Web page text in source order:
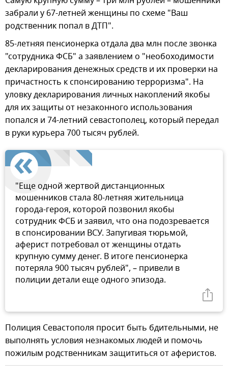
забрали у 67-летней женщины по схеме "Ваш
родственник попал в ДТП".
85-летняя пенсионерка отдала два млн после звонка
"сотрудника ФСБ" а заявлением о "необоходимости
декларирования денежных средств и их проверки на
причастность к спонсированию терроризма". На
уловку декларирования личных накоплений якобы
для их защиты от незаконного использования
попался и 74-летний севастополец, который передал
в руки курьера 700 тысяч рублей.
"Еще одной жертвой дистанционных
мошенников стала 80-летняя жительница
города-героя, которой позвонил якобы
сотрудник ФСБ и заявил, что она подозревается
в спонсировании ВСУ. Запугивая тюрьмой,
аферист потребовал от женщины отдать
крупную сумму денег. В итоге пенсионерка
потеряла 900 тысяч рублей", – привели в
полиции детали еще одного эпизода.
Полиция Севастополя просит быть бдительными, не
выполнять условия незнакомых людей и помочь
пожилым родственникам защититься от аферистов.